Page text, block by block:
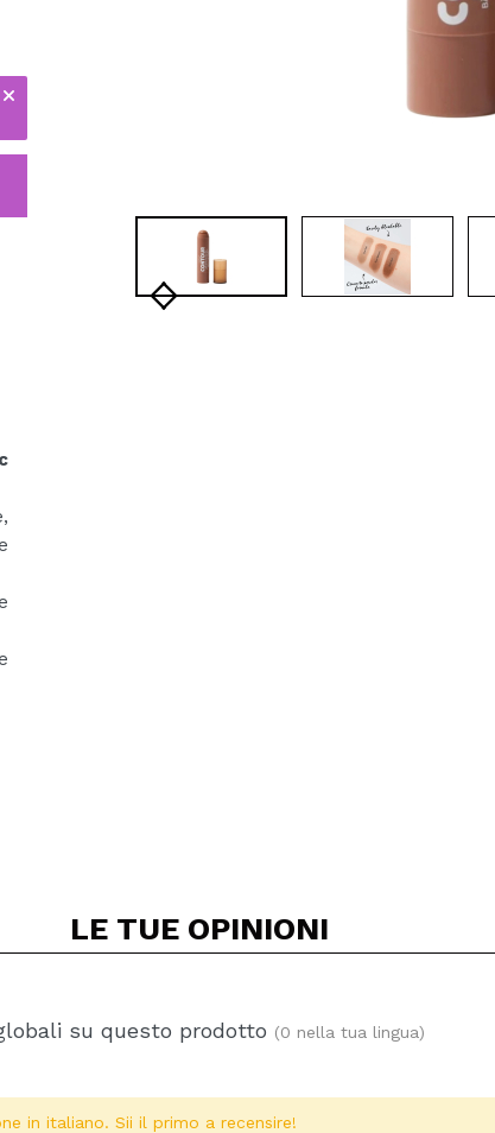
LE TUE OPINIONI
su questo prodotto (0 nella tua lingua)
in italiano. Sii il primo a recensire!